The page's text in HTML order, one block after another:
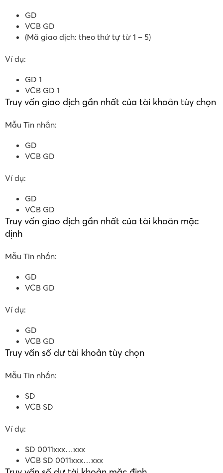
GD
VCB GD
(Mã giao dịch: theo thứ tự từ 1 – 5)
Ví dụ:
GD 1
VCB GD 1
Truy vấn giao dịch gần nhất của tài khoản tùy chọn
Mẫu Tin nhắn:
GD
VCB GD
Ví dụ:
GD
VCB GD
Truy vấn giao dịch gần nhất của tài khoản mặc
định
Mẫu Tin nhắn:
GD
VCB GD
Ví dụ:
GD
VCB GD
Truy vấn số dư tài khoản tùy chọn
Mẫu Tin nhắn:
SD
VCB SD
Ví dụ:
SD 0011xxx…xxx
VCB SD 0011xxx…xxx